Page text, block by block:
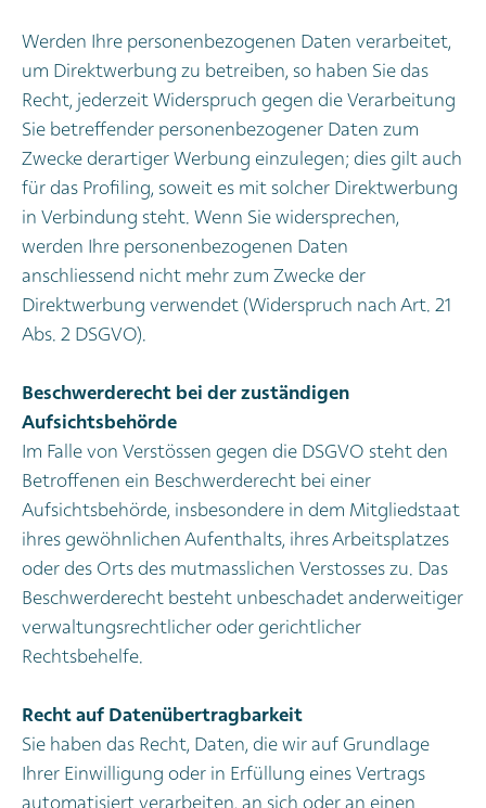
Werden Ihre personenbezogenen Daten verarbeitet,
um Direktwerbung zu betreiben, so haben Sie das
Recht, jederzeit Widerspruch gegen die Verarbeitung
Sie betreffender personenbezogener Daten zum
Zwecke derartiger Werbung einzulegen; dies gilt auch
für das Profiling, soweit es mit solcher Direktwerbung
in Verbindung steht. Wenn Sie widersprechen,
werden Ihre personenbezogenen Daten
anschliessend nicht mehr zum Zwecke der
Direktwerbung verwendet (Widerspruch nach Art. 21
Abs. 2 DSGVO).
Beschwerderecht bei der zuständigen
Aufsichtsbehörde
Im Falle von Verstössen gegen die DSGVO steht den
Betroffenen ein Beschwerderecht bei einer
Aufsichtsbehörde, insbesondere in dem Mitgliedstaat
ihres gewöhnlichen Aufenthalts, ihres Arbeitsplatzes
oder des Orts des mutmasslichen Verstosses zu. Das
Beschwerderecht besteht unbeschadet anderweitiger
verwaltungsrechtlicher oder gerichtlicher
Rechtsbehelfe.
Recht auf Datenübertragbarkeit
Sie haben das Recht, Daten, die wir auf Grundlage
Ihrer Einwilligung oder in Erfüllung eines Vertrags